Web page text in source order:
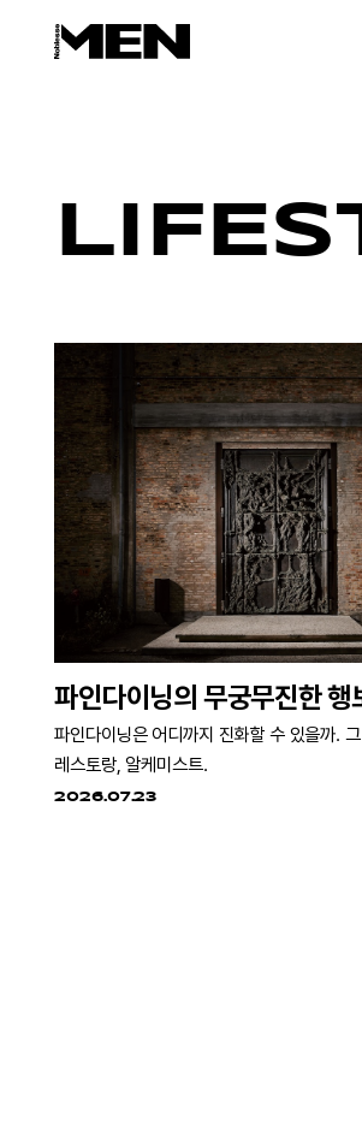
파인다이닝의 무궁무진한 행
파인다이닝은 어디까지 진화할 수 있을까.
레스토랑, 알케미스트.
2026.07.23